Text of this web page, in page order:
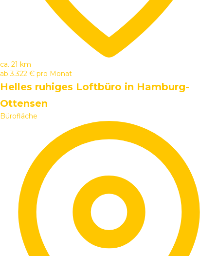
ca. 21 km
ab 3.322 € pro Monat
Helles ruhiges Loftbüro in Hamburg-
Ottensen
Bürofläche